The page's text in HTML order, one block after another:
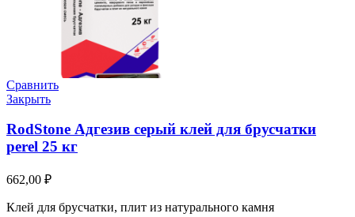
Сравнить
Закрыть
RodStone Адгезив серый клей для брусчатки
perel 25 кг
662,00 ₽
Клей для брусчатки, плит из натурального камня